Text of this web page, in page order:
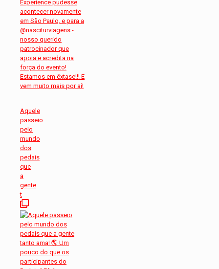
Aquele
passeio
pelo
mundo
dos
pedais
que
a
gente
t